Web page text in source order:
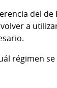
del
a
régimen